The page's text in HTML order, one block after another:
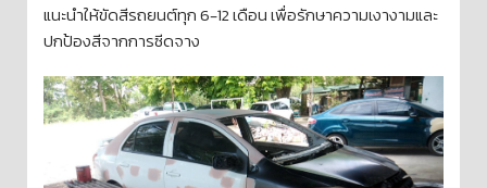
แนะนำให้ขัดสีรถยนต์ทุก 6-12 เดือน เพื่อรักษาความเงางามและ
ปกป้องสีจากการซีดจาง